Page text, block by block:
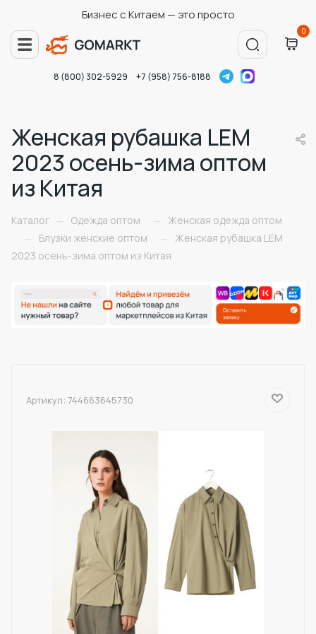
Бизнес с Китаем — это просто
0
8 (800) 302-5929 +7 (958) 756-8188
Женская рубашка LEM
2023 осень-зима оптом
из Китая
Каталог — Одежда оптом —
Женская одежда оптом
—
Блузки женские оптом —
Женская рубашка LEM
2023 осень-зима оптом из Китая
Артикул: 744663645730